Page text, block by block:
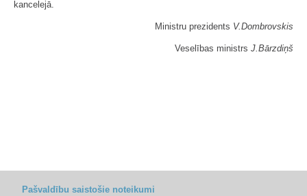
kancelejā.
Ministru prezidents V.Dombrovskis
Veselības ministrs J.Bārzdiņš
Pašvaldību saistošie noteikumi